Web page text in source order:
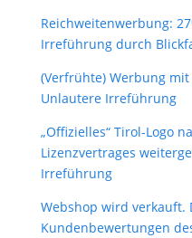
Reichweitenwerbung:
Irreführung durch
(Verfrühte) Werbung
Unlautere Irreführung
„Offizielles“ Tirol-Logo
Lizenzvertrages
Irreführung
Webshop wird
Kundenbewertungen